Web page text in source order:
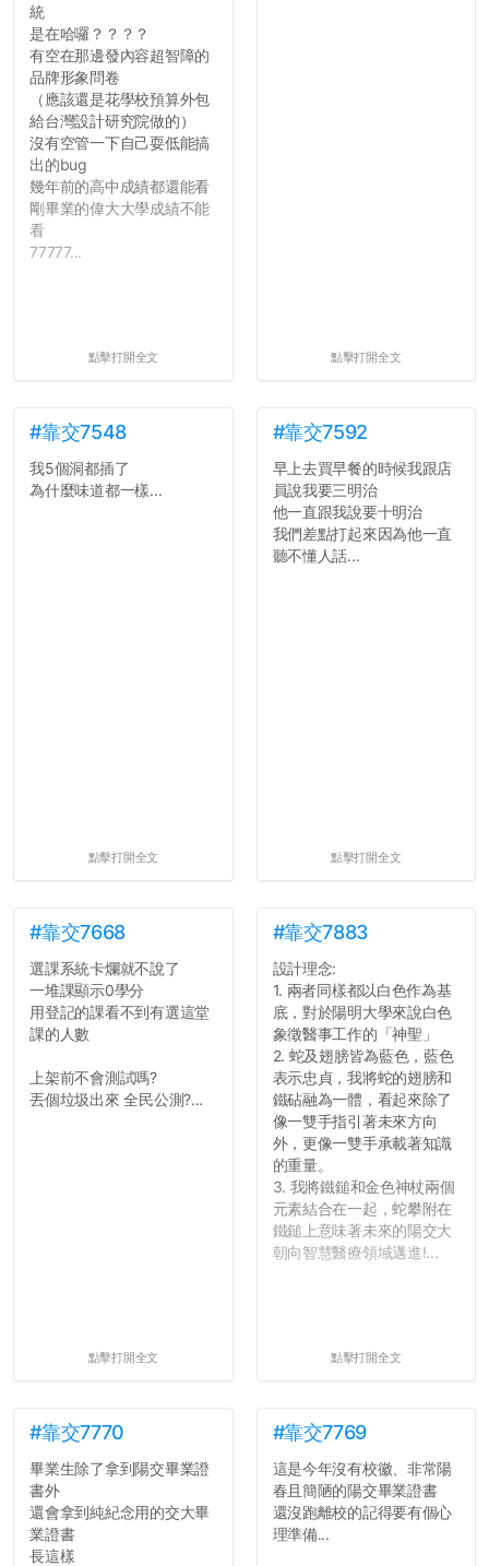
統
是在哈囉？？？？
有空在那邊發內容超智障的
品牌形象問卷
（應該還是花學校預算外包
給台灣設計研究院做的）
沒有空管一下自己耍低能搞
出的bug
幾年前的高中成績都還能看
剛畢業的偉大大學成績不能
看
77777...
點擊打開全文 點擊打開全文
#靠交7548
我5個洞都插了
為什麼味道都一樣...
點擊打開全文
#靠交7592
早上去買早餐的時候我跟店
員說我要三明治
他一直跟我說要十明治
我們差點打起來因為他一直
聽不懂人話...
點擊打開全文
#靠交7668
選課系統卡爛就不說了
一堆課顯示0學分
用登記的課看不到有選這堂
課的人數
上架前不會測試嗎?
丟個垃圾出來 全民公測?...
點擊打開全文
#靠交7883
設計理念:
1. 兩者同樣都以白色作為基
底，對於陽明大學來說白色
象徵醫事工作的「神聖」
2. 蛇及翅膀皆為藍色，藍色
表示忠貞，我將蛇的翅膀和
鐵砧融為一體，看起來除了
像一雙手指引著未來方向
外，更像一雙手承載著知識
的重量。
3. 我將鐵鎚和金色神杖兩個
元素結合在一起，蛇攀附在
鐵鎚上意味著未來的陽交大
朝向智慧醫療領域邁進!...
點擊打開全文
#靠交7770
畢業生除了拿到陽交畢業證
書外
還會拿到純紀念用的交大畢
業證書
長這樣
#靠交7769
這是今年沒有校徽、非常陽
春且簡陋的陽交畢業證書
還沒跑離校的記得要有個心
理準備...